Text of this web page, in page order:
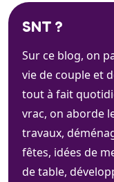
SNT ?
Sur ce blog, on
vie de couple et
tout à fait
vrac, on aborde
travaux,
fêtes, idées de
de table,